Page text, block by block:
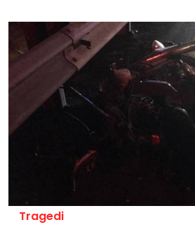
Zulfakkar, 29, yang...
Tragedi